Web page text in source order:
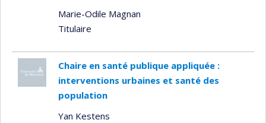
Marie-Odile Magnan
Titulaire
Chaire en santé publique appliquée :
interventions urbaines et santé des
population
Yan Kestens